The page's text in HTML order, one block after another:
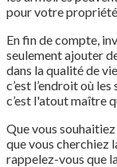
pour votre
En fin de compte,
seulement ajouter
dans la qualité de
c’est l’endroit où
c’est l'atout maître
Que vous
que vous cherchiez
rappelez-vous que